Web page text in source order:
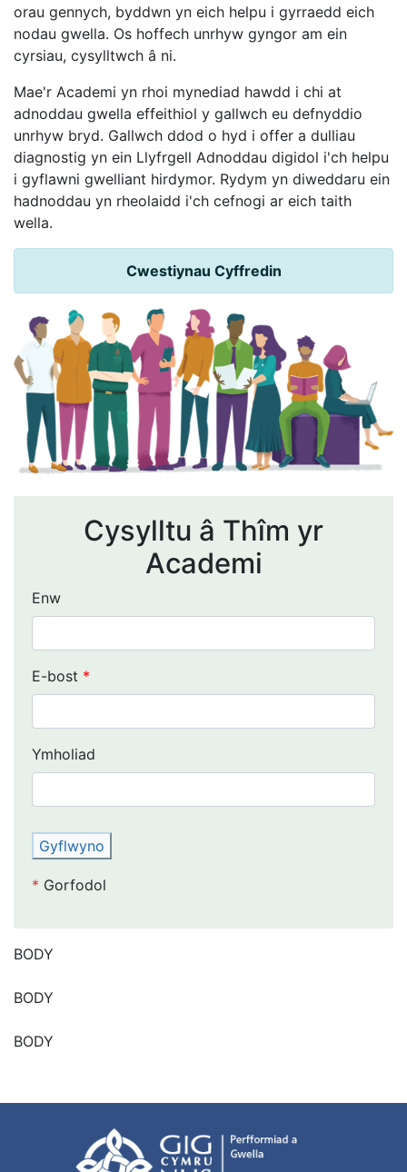
orau gennych, byddwn yn eich helpu i gyrraedd eich
nodau gwella. Os hoffech unrhyw gyngor am ein
cyrsiau, cysylltwch â ni.
Mae'r Academi yn rhoi mynediad hawdd i chi at
adnoddau gwella effeithiol y gallwch eu defnyddio
unrhyw bryd. Gallwch ddod o hyd i offer a dulliau
diagnostig yn ein Llyfrgell Adnoddau digidol i'ch helpu
i gyflawni gwelliant hirdymor. Rydym yn diweddaru ein
hadnoddau yn rheolaidd i'ch cefnogi ar eich taith
wella.
Cwestiynau Cyffredin
Cysylltu â Thîm yr
Academi
Enw
E-bost
Ymholiad
Gyflwyno
* Gorfodol
BODY
BODY
BODY